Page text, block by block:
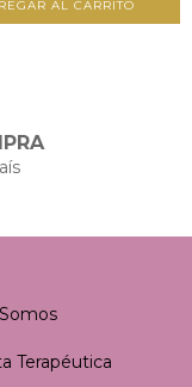
Terapéutica